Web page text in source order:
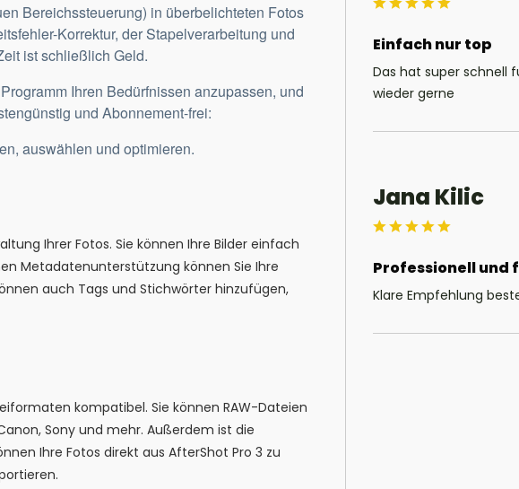
Bereichssteuerung) in überbelichteten Fotos
Korrektur, der Stapelverarbeitung und
ist schließlich Geld.
Ihren Bedürfnissen anzupassen, und
und Abonnement-frei:
auswählen und optimieren.
Ihrer Fotos. Sie können Ihre Bilder einfach
Metadatenunterstützung können Sie Ihre
auch Tags und Stichwörter hinzufügen,
kompatibel. Sie können RAW-Dateien
Sony und mehr. Außerdem ist die
Ihre Fotos direkt aus AfterShot Pro 3 zu
Einfach nur top
Das hat super schnell
wieder gerne
Jana Kilic
Professionell und
Klare Empfehlung